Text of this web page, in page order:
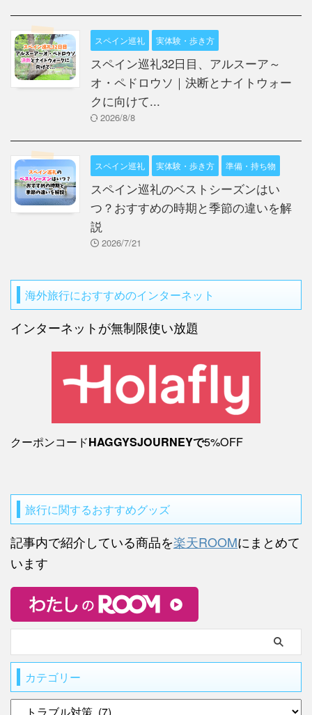
スペイン巡礼 実体験・歩き方
スペイン巡礼32日目、アルスーア～
オ・ペドロウソ｜決断とナイトウォー
クに向けて...
2026/8/8
スペイン巡礼 実体験・歩き方 準備・持ち物
スペイン巡礼のベストシーズンはい
つ？おすすめの時期と季節の違いを解
説
2026/7/21
海外旅行におすすめのインターネット
インターネットが無制限使い放題
クーポンコードHAGGYSJOURNEYで5%OFF
旅行に関するおすすめグッズ
記事内で紹介している商品を楽天ROOMにまとめて
います
カテゴリー